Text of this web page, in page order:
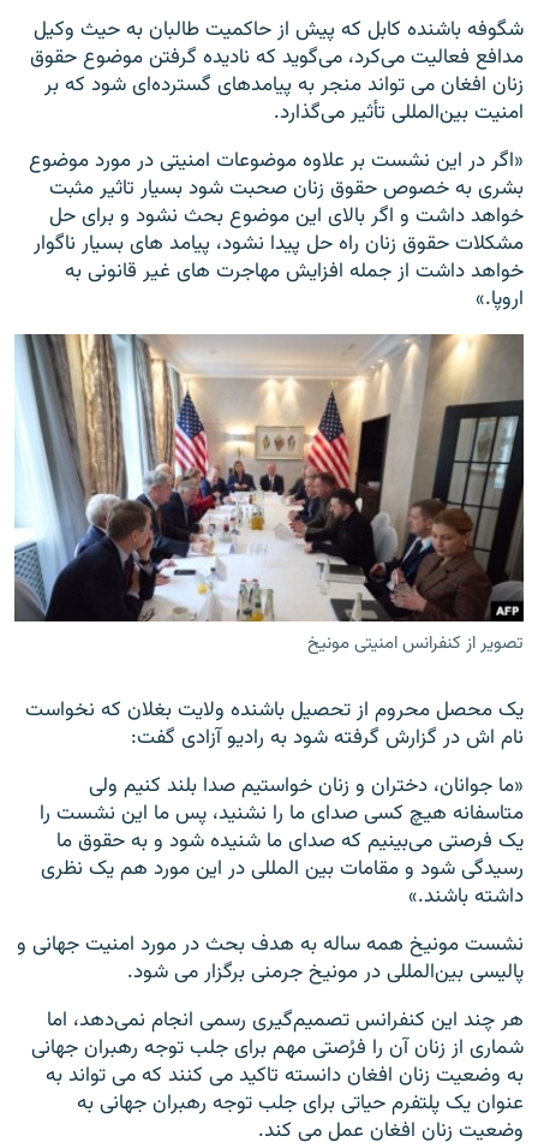
شگوفه باشنده کابل که پیش از حاکمیت طالبان به حیث وکیل
مدافع فعالیت می‌کرد، می‌گوید که نادیده گرفتن موضوع حقوق
زنان افغان می تواند منجر به پیامدهای گسترده‌ای شود که بر
امنیت بین‌المللی تأثیر می‌گذارد.
«اگر در این نشست بر علاوه موضوعات امنیتی در مورد موضوع
بشری به خصوص حقوق زنان صحبت شود بسیار تاثیر مثبت
خواهد داشت و اگر بالای این موضوع بحث نشود و برای حل
مشکلات حقوق زنان راه حل پیدا نشود، پیامد های بسیار ناگوار
خواهد داشت از جمله افزایش مهاجرت های غیر قانونی به
اروپا.»
تصویر از کنفرانس امنیتی مونیخ
یک محصل محروم از تحصیل باشنده ولایت بغلان که نخواست
نام اش در گزارش گرفته شود به رادیو آزادی گفت:
«ما جوانان، دختران و زنان خواستیم صدا بلند کنیم ولی
متاسفانه هیچ کسی صدای ما را نشنید، پس ما این نشست را
یک فرصتی می‌بینیم که صدای ما شنیده شود و به حقوق ما
رسیدگی شود و مقامات بین المللی در این مورد هم یک نظری
داشته باشند.»
نشست مونیخ همه ساله به هدف بحث در مورد امنیت جهانی و
پالیسی بین‌المللی در مونیخ جرمنی برگزار می شود.
هر چند این کنفرانس تصمیم‌گیری رسمی انجام نمی‌دهد، اما
شماری از زنان آن را فرُصتی مهم برای جلب توجه رهبران جهانی
به وضعیت زنان افغان دانسته تاکید می کنند که می تواند به
عنوان یک پلتفرم حیاتی برای جلب توجه رهبران جهانی به
وضعیت زنان افغان عمل می کند.